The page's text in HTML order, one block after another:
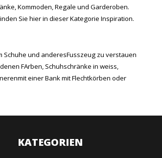
Kommoden, Regale und Garderoben.
Sie hier in dieser Kategorie Inspiration.
Schuhe und anderesFusszeug zu verstauen
FArben, Schuhschränke in weiss,
einer Bank mit Flechtkörben oder
KATEGORIEN